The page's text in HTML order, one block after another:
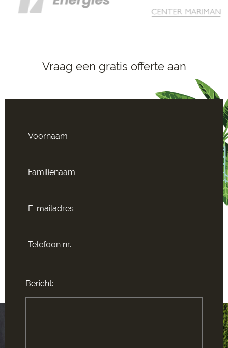
Vraag een gratis offerte aan
Bericht: